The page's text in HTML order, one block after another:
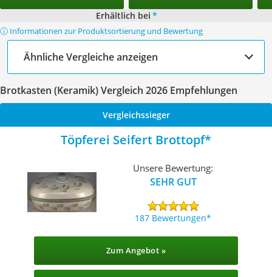
Erhältlich bei *
ⓘ Informationen zur Produktsortierung und Bewertung
Ähnliche Vergleiche anzeigen
Brotkasten (Keramik) Vergleich 2026 Empfehlungen
Vergleichssieger
Töpferei Seifert Brottopf
Unsere Bewertung:
SEHR GUT
187 Bewertungen
Zum Angebot »